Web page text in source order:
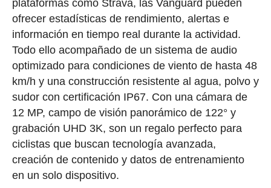
plataformas como Strava, las Vanguard pueden
ofrecer estadísticas de rendimiento, alertas e
información en tiempo real durante la actividad.
Todo ello acompañado de un sistema de audio
optimizado para condiciones de viento de hasta 48
km/h y una construcción resistente al agua, polvo y
sudor con certificación IP67. Con una cámara de
12 MP, campo de visión panorámico de 122° y
grabación UHD 3K, son un regalo perfecto para
ciclistas que buscan tecnología avanzada,
creación de contenido y datos de entrenamiento
en un solo dispositivo.